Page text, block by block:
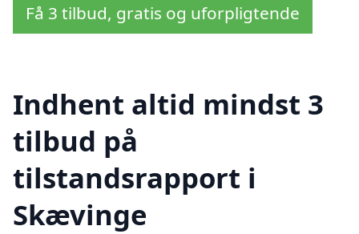
Få 3 tilbud, gratis og uforpligtende
Indhent altid mindst 3
tilbud på
tilstandsrapport i
Skævinge